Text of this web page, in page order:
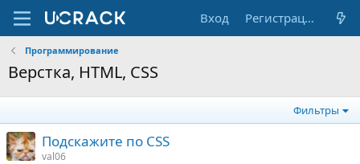
Вход Регистрация
Программирование
Верстка, HTML, CSS
Фильтры
Подскажите по CSS
val06